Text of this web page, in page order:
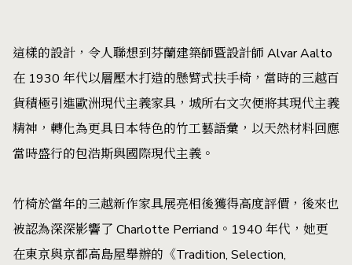
這樣的設計，令人聯想到芬蘭建築師暨設計師 Alvar Aalto
在 1930 年代以層壓木打造的懸臂式扶手椅，當時的三越百
貨積極引進歐洲現代主義家具，城所右文次便將其現代主義
精神，轉化為更具日本特色的竹工藝語彙，以天然材料回應
當時盛行的包浩斯與國際現代主義。
竹椅於當年的三越新作家具展亮相後獲得高度評價，後來也
被認為深深影響了 Charlotte Perriand。1940 年代，她更
在東京與京都高島屋舉辦的《Tradition, Selection,